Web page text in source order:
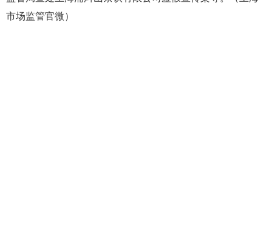
市场监管官微）